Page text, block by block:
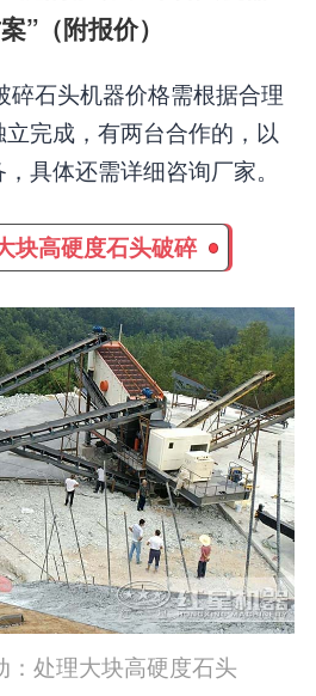
”（附报价）
碎石头机器价格需根据合理
完成，有两台合作的，以
具体还需详细咨询厂家。
块高硬度石头破碎
：处理大块高硬度石头